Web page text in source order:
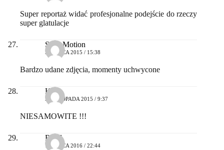
Super reportaż widać profesjonalne podejście do rzeczy
super glatulacje
Save Motion
5 MARCA 2015 / 15:38
Bardzo udane zdjęcia, momenty uchwycone
Kris
5 LISTOPADA 2015 / 9:37
NIESAMOWITE !!!
Rafał
1 MARCA 2016 / 22:44